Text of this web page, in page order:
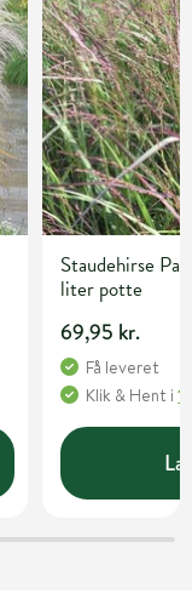
Staudehirse
liter potte
69,95 kr.
Få leveret
Klik & Hent i